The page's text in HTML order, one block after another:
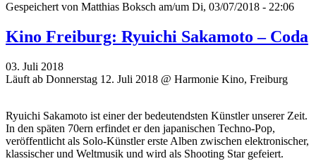
Gespeichert von Matthias Boksch am/um Di, 03/07/2018 - 22:06
Kino Freiburg: Ryuichi Sakamoto – Coda
03. Juli 2018
Läuft ab Donnerstag 12. Juli 2018 @ Harmonie Kino, Freiburg
Ryuichi Sakamoto ist einer der bedeutendsten Künstler unserer Zeit.
In den späten 70ern erfindet er den japanischen Techno-Pop,
veröffentlicht als Solo-Künstler erste Alben zwischen elektronischer,
klassischer und Weltmusik und wird als Shooting Star gefeiert.